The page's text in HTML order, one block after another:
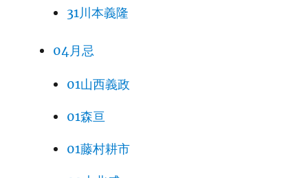
31川本義隆
04月忌
01山西義政
01森亘
01藤村耕市